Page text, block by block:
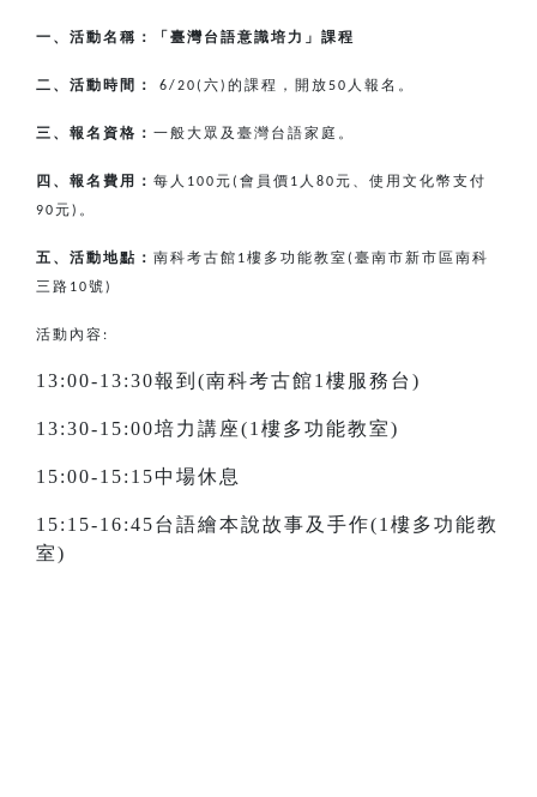
一、活動名稱：「臺灣台語意識培力」課程
二、活動時間： 6/20( 六 ) 的課程，開放50 人報名。
三、報名資格： 一般大眾及臺灣台語家庭。
四、報名費用： 每人 100元( 會員價 1 人 80元、使用文化幣支付
90元 ) 。
五、活動地點： 南科考古館 1樓多功能教室( 臺南市新市區南科
三路 10號 )
活動內容:
13:00-13:30報到(南科考古館1樓服務台)
13:30-15:00培力講座(1樓多功能教室)
15:00-15:15中場休息
15:15-16:45台語繪本說故事及手作(1樓多功能教
室)